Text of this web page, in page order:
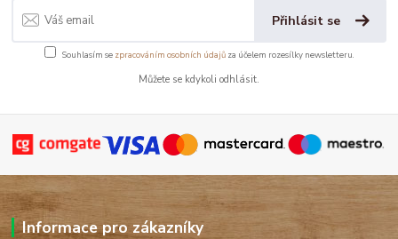
Přihlásit se
Souhlasím se zpracováním osobních údajůza účelem rozesílky newsletteru.
Můžete se kdykoli odhlásit.
Informace pro zákazníky